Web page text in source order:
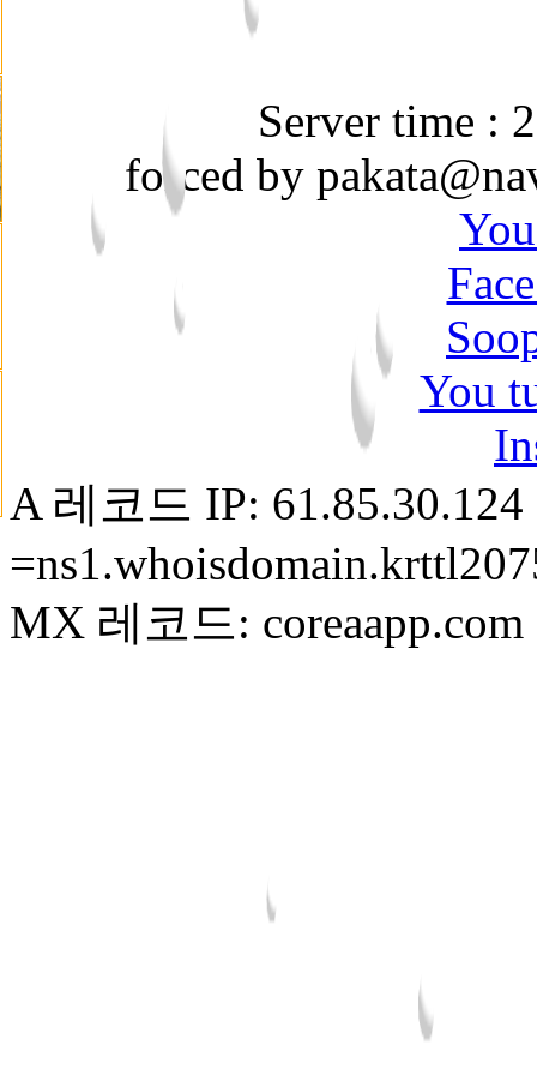
Server time :
forced by
You
A 레코드 IP:
MX 레코드: coreaapp.com